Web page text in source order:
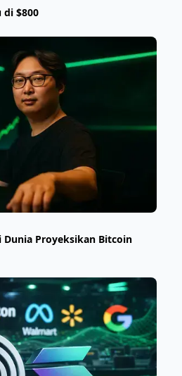
di $800
Proyeksikan Bitcoin